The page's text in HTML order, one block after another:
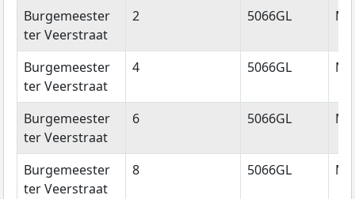
Straatnaam
Huisnummer Postcode
Burgemeester
ter Veerstraat
2 5066GL
Burgemeester
ter Veerstraat
4 5066GL
Burgemeester
ter Veerstraat
6 5066GL
Burgemeester
ter Veerstraat
8 5066GL